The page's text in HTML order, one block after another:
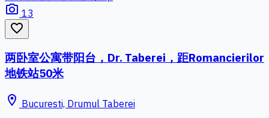
photo_camera 13
favorite_border
两卧室公寓带阳台，Dr. Taberei，距Romancierilor
地铁站50米
location_on Bucuresti, Drumul Taberei